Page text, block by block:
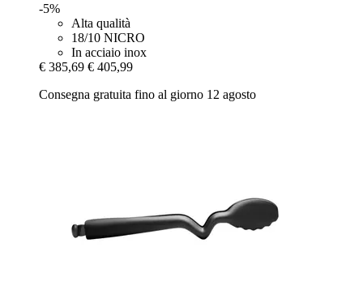
-5%
Alta qualità
18/10 NICRO
In acciaio inox
€ 385,69 € 405,99
Consegna gratuita fino al giorno 12 agosto